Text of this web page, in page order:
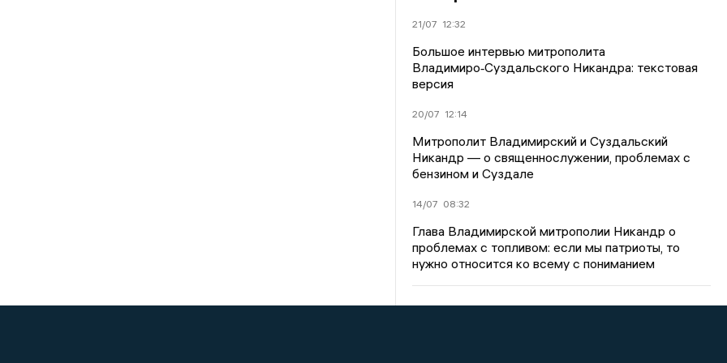
21/07 12:32
Большое интервью митрополита
Владимиро‑Суздальского Никандра: текстовая
версия
20/07 12:14
Митрополит Владимирский и Суздальский
Никандр — о священнослужении, проблемах с
бензином и Суздале
14/07 08:32
Глава Владимирской митрополии Никандр о
проблемах с топливом: если мы патриоты, то
нужно относится ко всему с пониманием